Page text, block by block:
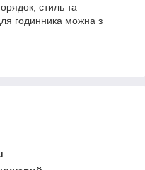
стиль та
годинника можна з